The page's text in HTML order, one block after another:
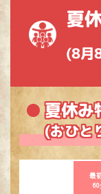
夏
(8月
夏休み
(おひと
最
60